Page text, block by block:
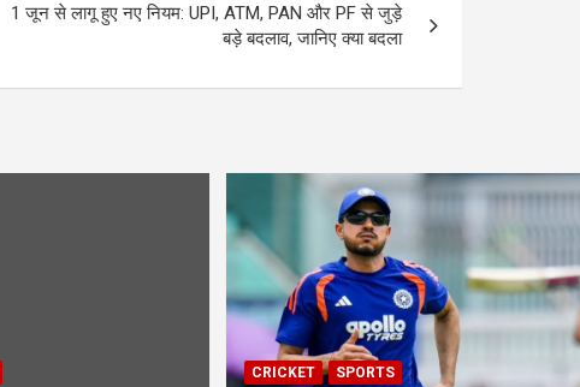
1 जून से लागू हुए नए नियम: UPI, ATM, PAN और PF से जुड़े
बड़े बदलाव, जानिए क्या बदला
CRICKET SPORTS